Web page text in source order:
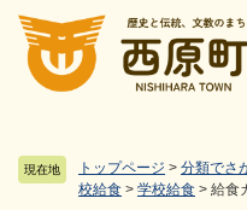
メニュー
現在地 トップページ > 分類でさ
校給食 > 学校給食 > 給食